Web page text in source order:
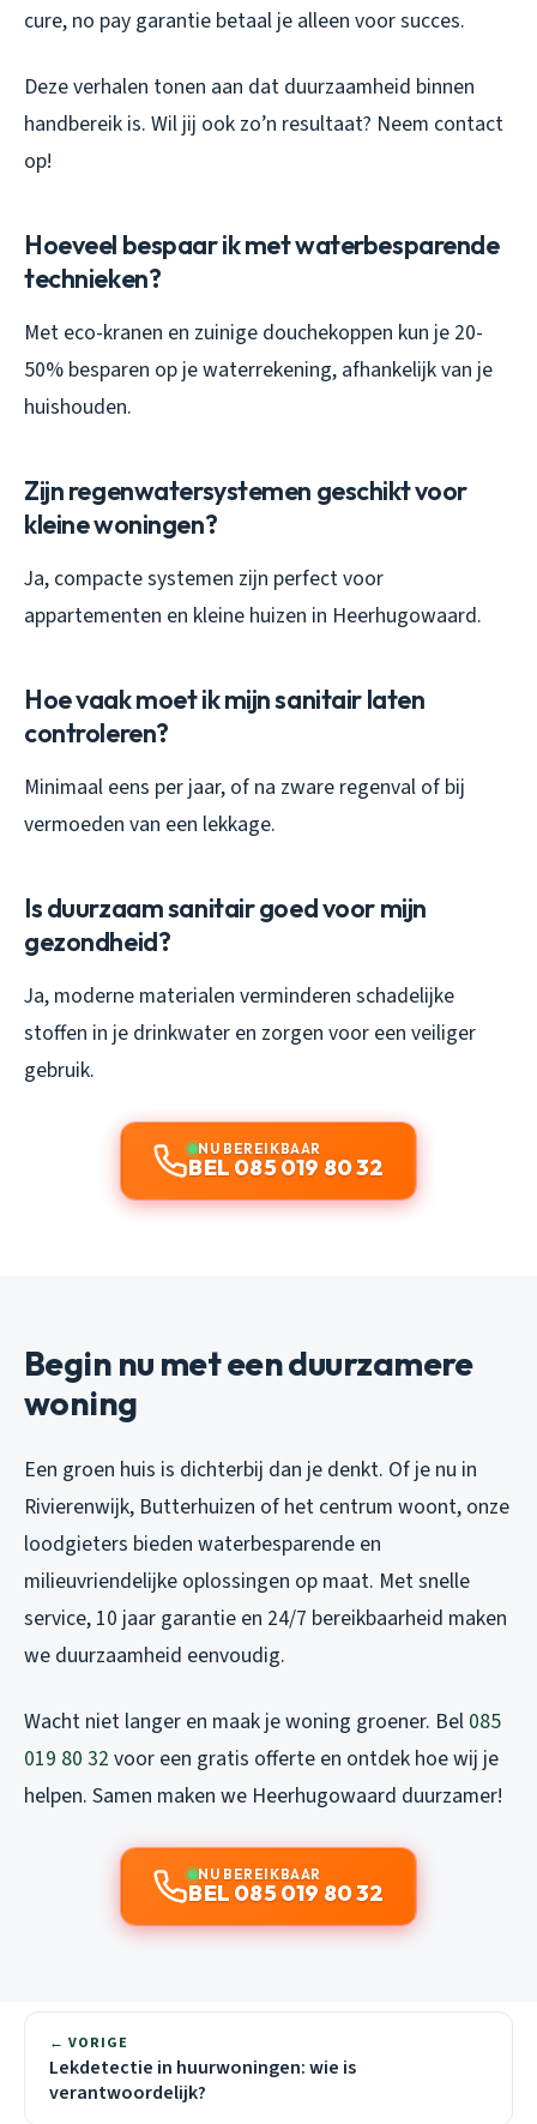
cure, no pay garantie betaal je alleen voor succes.
Deze verhalen tonen aan dat duurzaamheid binnen
handbereik is. Wil jij ook zo’n resultaat? Neem contact
op!
Hoeveel bespaar ik met waterbesparende
technieken?
Met eco-kranen en zuinige douchekoppen kun je 20-
50% besparen op je waterrekening, afhankelijk van je
huishouden.
Zijn regenwatersystemen geschikt voor
kleine woningen?
Ja, compacte systemen zijn perfect voor
appartementen en kleine huizen in Heerhugowaard.
Hoe vaak moet ik mijn sanitair laten
controleren?
Minimaal eens per jaar, of na zware regenval of bij
vermoeden van een lekkage.
Is duurzaam sanitair goed voor mijn
gezondheid?
Ja, moderne materialen verminderen schadelijke
stoffen in je drinkwater en zorgen voor een veiliger
gebruik.
NU BEREIKBAAR
BEL 085 019 80 32
Begin nu met een duurzamere
woning
Een groen huis is dichterbij dan je denkt. Of je nu in
Rivierenwijk, Butterhuizen of het centrum woont, onze
loodgieters bieden waterbesparende en
milieuvriendelijke oplossingen op maat. Met snelle
service, 10 jaar garantie en 24/7 bereikbaarheid maken
we duurzaamheid eenvoudig.
Wacht niet langer en maak je woning groener. Bel 085
019 80 32 voor een gratis offerte en ontdek hoe wij je
helpen. Samen maken we Heerhugowaard duurzamer!
NU BEREIKBAAR
BEL 085 019 80 32
← VORIGE
Lekdetectie in huurwoningen: wie is
verantwoordelijk?